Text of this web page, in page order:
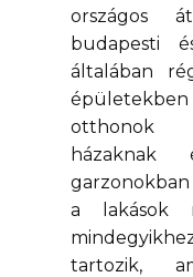
országos
budapesti
általában
épületekben
otthonok
a lakások
tartozik,